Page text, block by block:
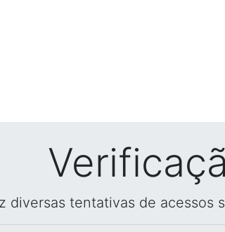
diversas tentativas de acessos